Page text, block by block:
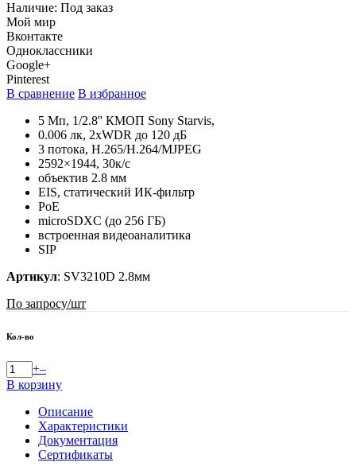
Наличие: Под заказ
Мой мир
Вконтакте
Одноклассники
Google+
Pinterest
В сравнение В избранное
5 Мп, 1/2.8'' КМОП Sony Starvis,
0.006 лк, 2xWDR до 120 дБ
3 потока, H.265/H.264/MJPEG
2592×1944, 30к/c
объектив 2.8 мм
EIS, статический ИК-фильтр
PoE
microSDXC (до 256 ГБ)
встроенная видеоаналитика
SIP
Артикул: SV3210D 2.8мм
По запросу/шт
Кол-во
+–
В корзину
Описание
Характеристики
Документация
Сертификаты